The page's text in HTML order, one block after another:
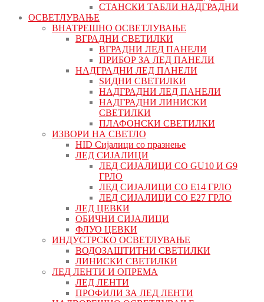
СТАНСКИ ТАБЛИ НАДГРАДНИ
ОСВЕТЛУВАЊЕ
ВНАТРЕШНО ОСВЕТЛУВАЊЕ
ВГРАДНИ СВЕТИЛКИ
ВГРАДНИ ЛЕД ПАНЕЛИ
ПРИБОР ЗА ЛЕД ПАНЕЛИ
НАДГРАДНИ ЛЕД ПАНЕЛИ
ЅИДНИ СВЕТИЛКИ
НАДГРАДНИ ЛЕД ПАНЕЛИ
НАДГРАДНИ ЛИНИСКИ
СВЕТИЛКИ
ПЛАФОНСКИ СВЕТИЛКИ
ИЗВОРИ НА СВЕТЛО
HID Сијалици со празнење
ЛЕД СИЈАЛИЦИ
ЛЕД СИЈАЛИЦИ СО GU10 И G9
ГРЛО
ЛЕД СИЈАЛИЦИ СО Е14 ГРЛО
ЛЕД СИЈАЛИЦИ СО Е27 ГРЛО
ЛЕД ЦЕВКИ
ОБИЧНИ СИЈАЛИЦИ
ФЛУО ЦЕВКИ
ИНДУСТРСКО ОСВЕТЛУВАЊЕ
ВОДОЗАШТИТНИ СВЕТИЛКИ
ЛИНИСКИ СВЕТИЛКИ
ЛЕД ЛЕНТИ И ОПРЕМА
ЛЕД ЛЕНТИ
ПРОФИЛИ ЗА ЛЕД ЛЕНТИ